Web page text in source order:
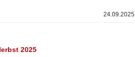
24.09.2025
2025